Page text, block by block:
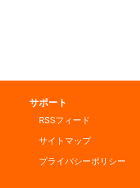
サポート
RSSフィード
サイトマップ
プライバシーポリシー